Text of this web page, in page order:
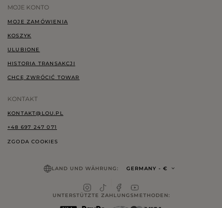
MOJE KONTO
MOJE ZAMÓWIENIA
KOSZYK
ULUBIONE
HISTORIA TRANSAKCJI
CHCĘ ZWRÓCIĆ TOWAR
KONTAKT
KONTAKT@LOU.PL
+48 697 247 071
ZGODA COOKIES
LAND UND WÄHRUNG: GERMANY - €
UNTERSTÜTZTE ZAHLUNGSMETHODEN: